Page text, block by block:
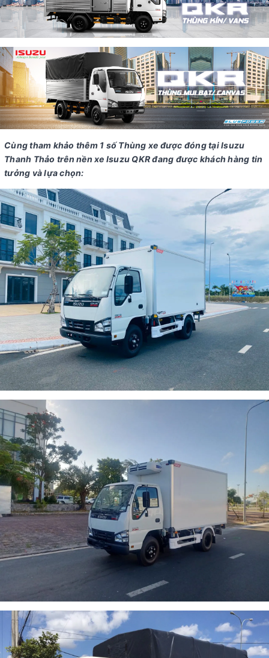
Cùng tham khảo thêm 1 số Thùng xe được đóng tại Isuzu
Thanh Thảo trên nền xe Isuzu QKR đang được khách hàng tin
tưởng và lựa chọn: